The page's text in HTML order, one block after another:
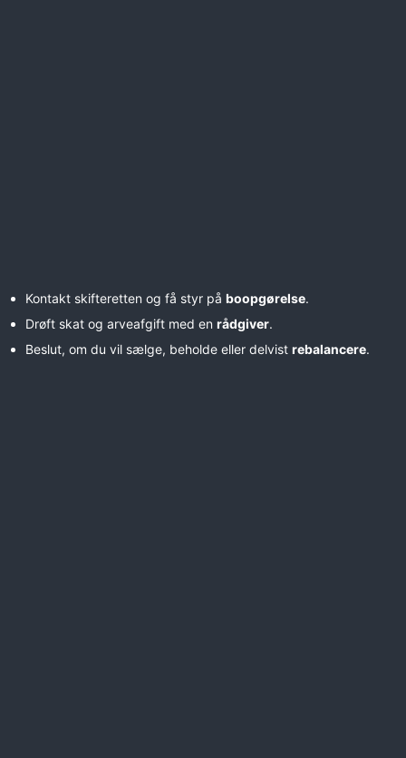
Kontakt skifteretten og få styr på boopgørelse.
Drøft skat og arveafgift med en rådgiver.
Beslut, om du vil sælge, beholde eller delvist rebalancere.